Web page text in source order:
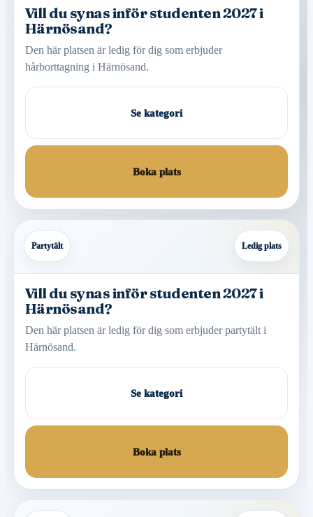
Vill du synas inför studenten 2027 i
Härnösand?
Den här platsen är ledig för dig som erbjuder
hårborttagning i Härnösand.
Se kategori
Boka plats
Partytält Ledig plats
Vill du synas inför studenten 2027 i
Härnösand?
Den här platsen är ledig för dig som erbjuder partytält i
Härnösand.
Se kategori
Boka plats